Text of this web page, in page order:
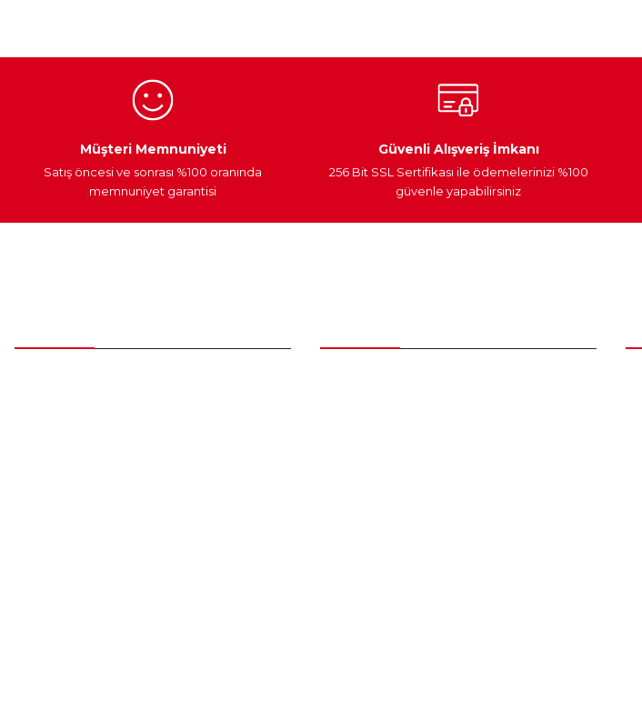
Egzoz Sistemi Ateşleme Sistemi
Müşteri Memnuniyeti
Satış öncesi ve sonrası %100 oranında
memnuniyet garantisi
Güvenli Alışveriş İmkanı
256 Bit SSL Sertifikası ile ödemelerinizi %100
güvenle yapabilirsiniz